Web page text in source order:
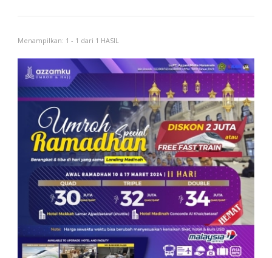
Menampilkan: 1 - 1 dari 1 HASIL